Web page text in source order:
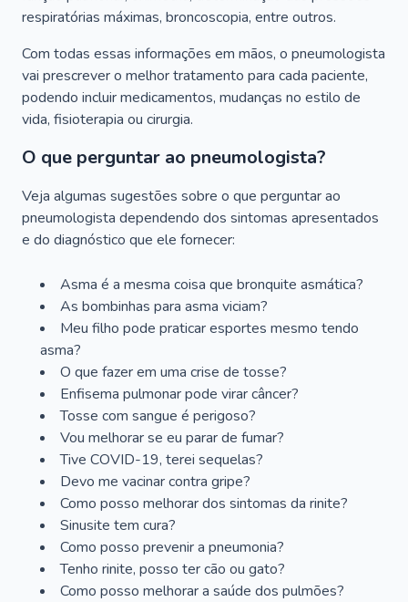
respiratórias máximas, broncoscopia, entre outros.
Com todas essas informações em mãos, o pneumologista
vai prescrever o melhor tratamento para cada paciente,
podendo incluir medicamentos, mudanças no estilo de
vida, fisioterapia ou cirurgia.
O que perguntar ao pneumologista?
Veja algumas sugestões sobre o que perguntar ao
pneumologista dependendo dos sintomas apresentados
e do diagnóstico que ele fornecer:
Asma é a mesma coisa que bronquite asmática?
As bombinhas para asma viciam?
Meu filho pode praticar esportes mesmo tendo
asma?
O que fazer em uma crise de tosse?
Enfisema pulmonar pode virar câncer?
Tosse com sangue é perigoso?
Vou melhorar se eu parar de fumar?
Tive COVID-19, terei sequelas?
Devo me vacinar contra gripe?
Como posso melhorar dos sintomas da rinite?
Sinusite tem cura?
Como posso prevenir a pneumonia?
Tenho rinite, posso ter cão ou gato?
Como posso melhorar a saúde dos pulmões?